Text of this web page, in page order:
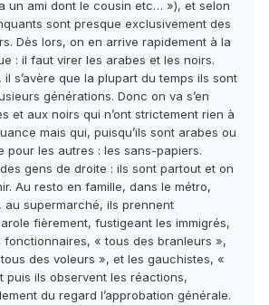
un ami dont le cousin etc… »), et selon
sont presque exclusivement des
Dès lors, on en arrive rapidement à la
: il faut virer les arabes et les noirs.
s’avère que la plupart du temps ils sont
générations. Donc on va s’en
et aux noirs qui n’ont strictement rien à
mais qui, puisqu’ils sont arabes ou
pour les autres : les sans-papiers.
gens de droite : ils sont partout et on
Au resto en famille, dans le métro,
au supermarché, ils prennent
fièrement, fustigeant les immigrés,
fonctionnaires, « tous des branleurs »,
des voleurs », et les gauchistes, «
puis ils observent les réactions,
du regard l’approbation générale.